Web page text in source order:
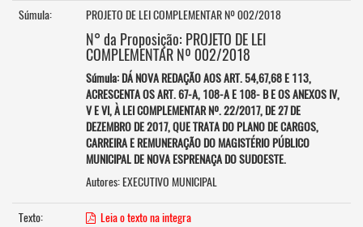
Súmula:
PROJETO DE LEI COMPLEMENTAR Nº 002/2018
N° da Proposição: PROJETO DE LEI
COMPLEMENTAR Nº 002/2018
Súmula: DÁ NOVA REDAÇÃO AOS ART. 54,67,68 E 113,
ACRESCENTA OS ART. 67-A, 108-A E 108- B E OS ANEXOS IV,
V E VI, À LEI COMPLEMENTAR Nº. 22/2017, DE 27 DE
DEZEMBRO DE 2017, QUE TRATA DO PLANO DE CARGOS,
CARREIRA E REMUNERAÇÃO DO MAGISTÉRIO PÚBLICO
MUNICIPAL DE NOVA ESPRENAÇA DO SUDOESTE.
Autores: EXECUTIVO MUNICIPAL
Texto:
Leia o texto na integra